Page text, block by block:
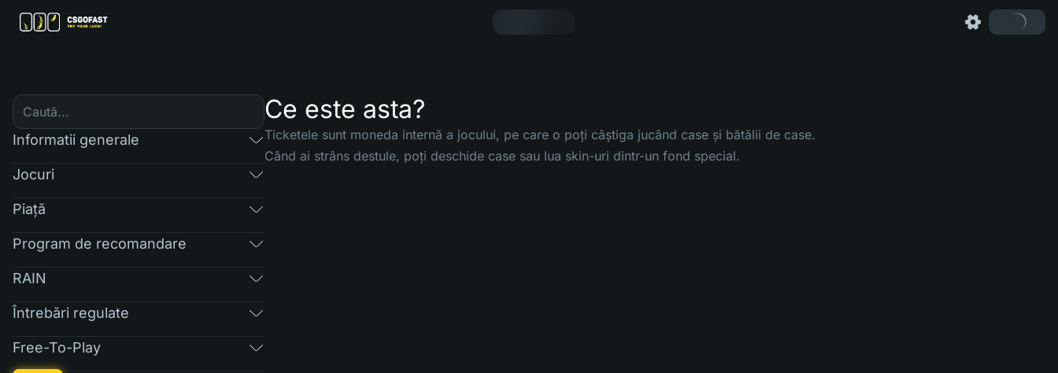
Informatii generale
Jocuri
Piaţă
Program de recomandare
RAIN
Întrebări regulate
Free-To-Play
Ce este asta?
Ticketele sunt moneda internă a jocului, pe care o poți câștiga jucând case și bătălii de case.
Când ai strâns destule, poți deschide case sau lua skin-uri dintr-un fond special.